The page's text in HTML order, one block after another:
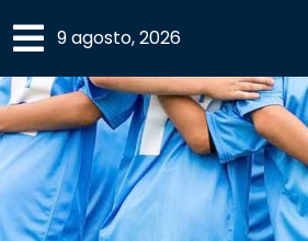
×
SECCIONES
ACADEMIA
CAMPUSUANL
9 agosto, 2026